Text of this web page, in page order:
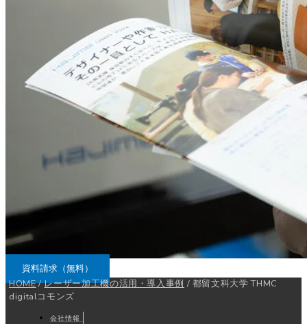
資料請求（無料）
HOME / レーザー加工機の活用・導入事例 /
digitalコモンズ
会社情報